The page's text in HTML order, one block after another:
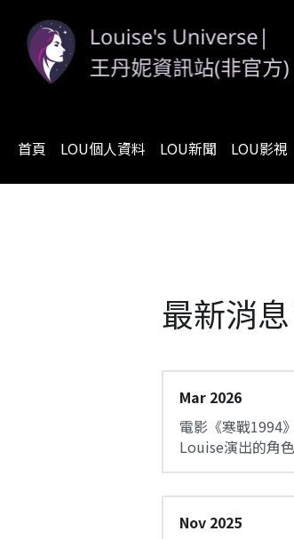
首頁 LOU個人資料 LOU新聞 LOU影視
最新消
Mar 2026
電影《寒戰1994
Louise演出的角
Nov 2025